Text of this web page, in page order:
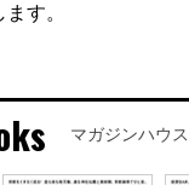
す。
マガジンハウ